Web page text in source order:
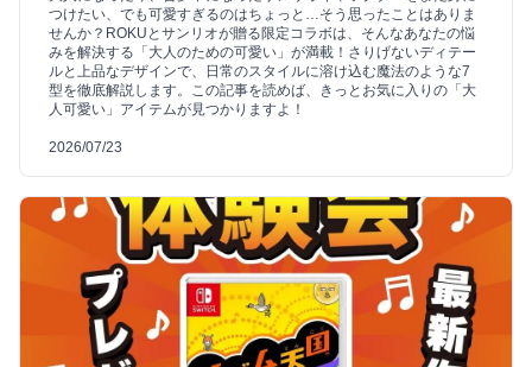
つけたい、でも可愛すぎるのはちょっと…そう思ったことはありま
せんか？ROKUとサンリオが贈る限定コラボは、そんなあなたの悩
みを解決する「大人のための可愛い」が満載！さりげないディテー
ルと上品なデザインで、日常のスタイルに溶け込む魔法のような7
型を徹底解説します。この記事を読めば、きっとお気に入りの「大
人可愛い」アイテムが見つかりますよ！
2026/07/23